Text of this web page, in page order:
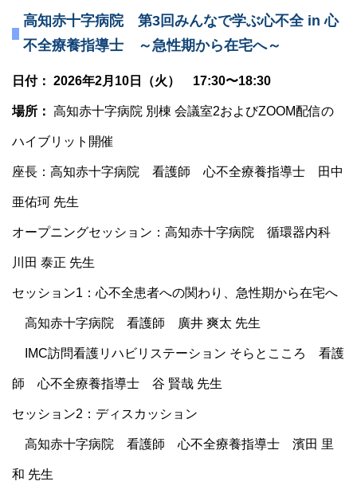
高知赤十字病院 第3回みんなで学ぶ心不全 in 心
不全療養指導士 ～急性期から在宅へ～
日付： 2026年2月10日（火） 17:30〜18:30
場所： 高知赤十字病院 別棟 会議室2およびZOOM配信の
ハイブリット開催
座長：高知赤十字病院 看護師 心不全療養指導士 田中
亜佑珂 先生
オープニングセッション：高知赤十字病院 循環器内科
川田 泰正 先生
セッション1：心不全患者への関わり、急性期から在宅へ
高知赤十字病院 看護師 廣井 爽太 先生
IMC訪問看護リハビリステーション そらとこころ 看護
師 心不全療養指導士 谷 賢哉 先生
セッション2：ディスカッション
高知赤十字病院 看護師 心不全療養指導士 濱田 里
和 先生